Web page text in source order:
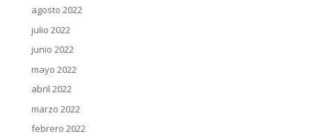
agosto 2022
julio 2022
junio 2022
mayo 2022
abril 2022
marzo 2022
febrero 2022